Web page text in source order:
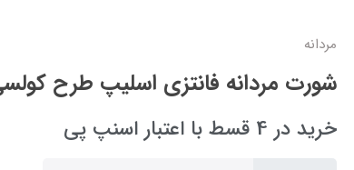
مردانه
شورت مردانه فانتزی اسلیپ طرح
خرید در 4 قسط با اعتبار اسنپ پی